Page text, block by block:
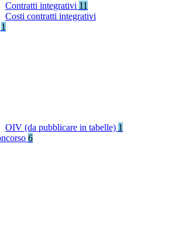
Contratti integrativi 11
Costi contratti integrativi
1
OIV (da pubblicare in tabelle) 1
6